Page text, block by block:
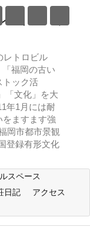
レトロビル
「福岡の古い
トック活
「文化」を大
年1月には耐
ますます強
岡市都市景観
登録有形文化
スペース
日記
アクセス